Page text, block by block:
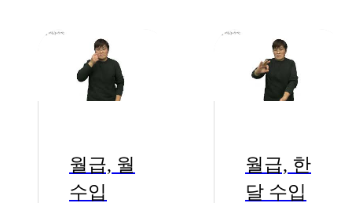
월급, 월
수입
월급, 한
달 수입